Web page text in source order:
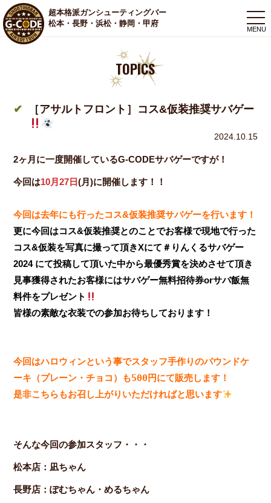
超本格派ガンシューティングバー
松本・長野・浜松・静岡・甲府
TOPICS
［アサルトフロント］コス&仮装推奨サバゲー
2024.10.15
2ヶ月に一度開催しているG-CODEサバゲーですが！
今回は10月27日(月)に開催します！！
今回は去年にも行ったコス&仮装推奨サバゲーを行います！
更に今回はコス&仮装推奨とのことでお客様で現地で行った
コス&仮装を写真に撮って頂きXにて＃りんくるサバゲー
2024 にて投稿して頂いた中から最優秀賞を決めさせて頂き
見事獲得されたお客様にはサバゲー無料招待券orサバ飯無
料件をプレゼント
皆様の素敵な衣装での参加お待ちしております！
今回はハロウィンという事でスタッフ手作りのパウンドケ
ーキ（プレーン・チョコ）も500円にて販売します！
是非こちらもお召し上がりいただければと思います
そんな今回の参加スタッフ・・・
松本店：凪ちゃん
長野店：ぽむちゃん・めるちゃん